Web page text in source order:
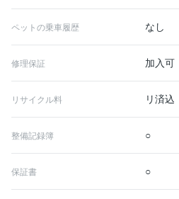
ペットの乗車履歴 なし
修理保証 加入可
リサイクル料 リ済込
整備記録簿 ○
保証書 ○